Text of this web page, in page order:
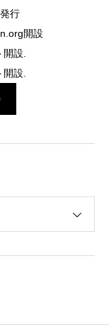
行
開設
設.
設.